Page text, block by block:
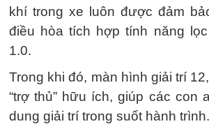
khí trong xe luôn được đảm
điều hòa tích hợp tính năng
1.0.
Trong khi đó, màn hình giải trí
“trợ thủ” hữu ích, giúp các con
dung giải trí trong suốt hành trình.